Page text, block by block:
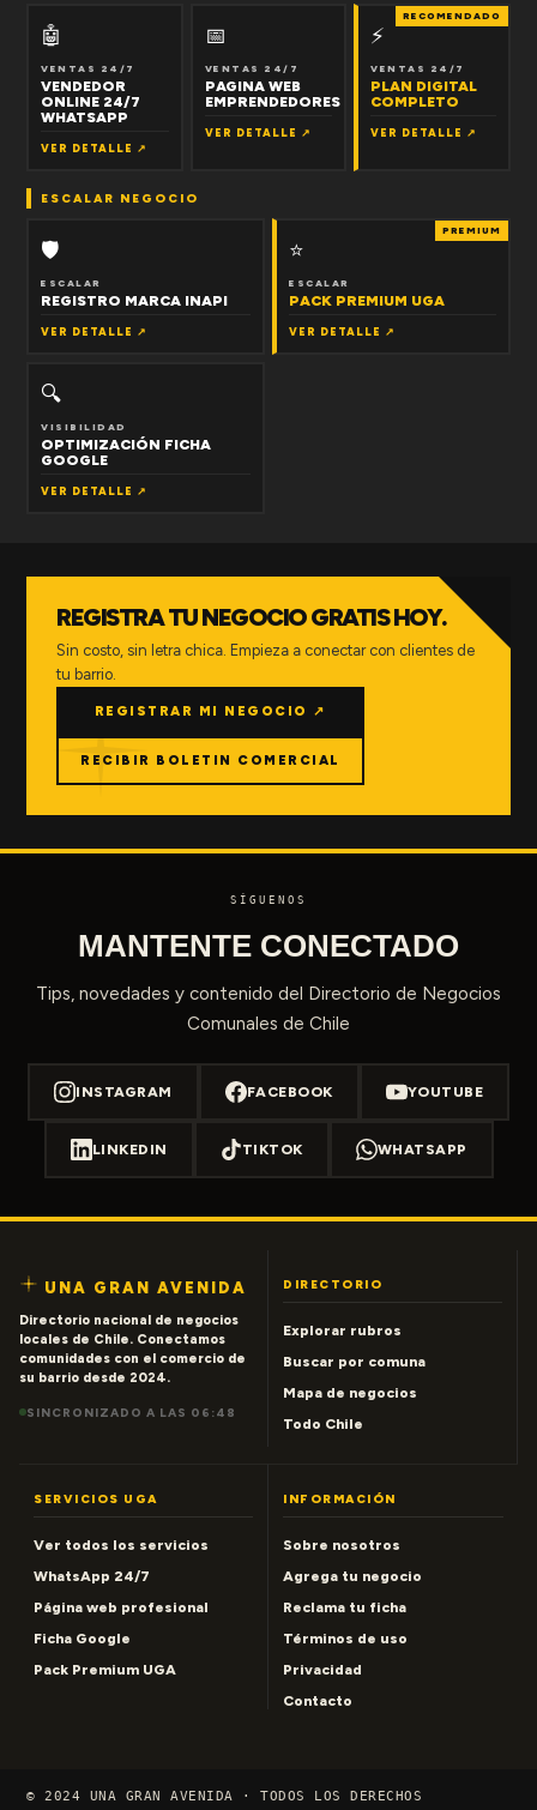
🤖
VENTAS 24/7
VENDEDOR
ONLINE 24/7
WHATSAPP
VER DETALLE ↗
📅
VENTAS 24/7
PAGINA WEB
EMPRENDEDORES
VER DETALLE ↗
RECOMENDADO
⚡
VENTAS 24/7
PLAN DIGITAL
COMPLETO
VER DETALLE ↗
ESCALAR NEGOCIO
🛡
ESCALAR
REGISTRO MARCA INAPI
VER DETALLE ↗
PREMIUM
⭐
ESCALAR
PACK PREMIUM UGA
VER DETALLE ↗
🔍
VISIBILIDAD
OPTIMIZACIÓN FICHA
GOOGLE
VER DETALLE ↗
REGISTRA TU NEGOCIO GRATIS HOY.
Sin costo, sin letra chica. Empieza a conectar con clientes de
tu barrio.
REGISTRAR MI NEGOCIO ↗
RECIBIR BOLETIN COMERCIAL
SÍGUENOS
MANTENTE CONECTADO
Tips, novedades y contenido del Directorio de Negocios
Comunales de Chile
INSTAGRAM FACEBOOK YOUTUBE
LINKEDIN TIKTOK WHATSAPP
UNA GRAN AVENIDA
Directorio nacional de negocios
locales de Chile. Conectamos
comunidades con el comercio de
su barrio desde 2024.
SINCRONIZADO A LAS 06:48
DIRECTORIO
Explorar rubros
Buscar por comuna
Mapa de negocios
Todo Chile
SERVICIOS UGA
Ver todos los servicios
WhatsApp 24/7
Página web profesional
Ficha Google
Pack Premium UGA
INFORMACIÓN
Sobre nosotros
Agrega tu negocio
Reclama tu ficha
Términos de uso
Privacidad
Contacto
© 2024 UNA GRAN AVENIDA · TODOS LOS DERECHOS